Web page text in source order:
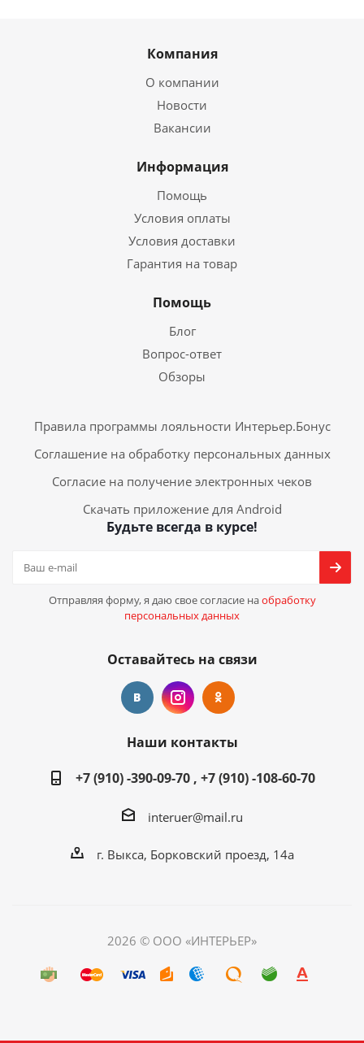
Компания
О компании
Новости
Вакансии
Информация
Помощь
Условия оплаты
Условия доставки
Гарантия на товар
Помощь
Блог
Вопрос-ответ
Обзоры
Правила программы лояльности Интерьер.Бонус
Соглашение на обработку персональных данных
Согласие на получение электронных чеков
Скачать приложение для Android
Будьте всегда в курсе!
Отправляя форму, я даю свое согласие наобработку
персональных данных
Оставайтесь на связи
Наши контакты
+7 (910) -390-09-70 , +7 (910) -108-60-70
interuer@mail.ru
г. Выкса, Борковский проезд, 14а
2026 © ООО «ИНТЕРЬЕР»